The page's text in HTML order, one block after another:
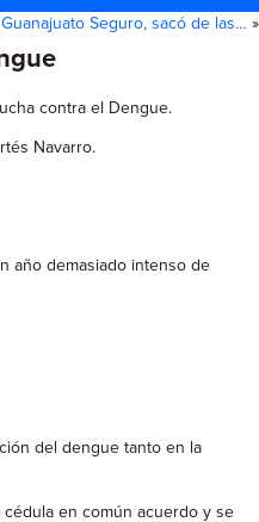
Seguro, sacó de las… »
contra el Dengue.
Navarro.
año demasiado intenso de
del dengue tanto en la
en común acuerdo y se